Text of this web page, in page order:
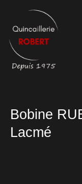
contenu
Bobine
Lacmé